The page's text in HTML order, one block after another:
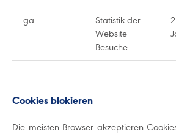
_ga
Statistik der
Website-
Besuche
2
Cookies blokieren
Die meisten Browser akzeptieren